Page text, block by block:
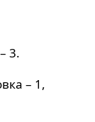
3.
– 1,